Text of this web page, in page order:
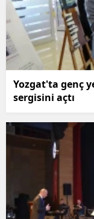
Yozgat'ta genç
sergisini açtı